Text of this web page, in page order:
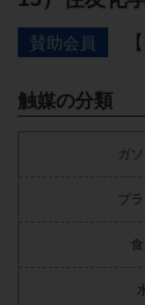
賛助会員
触媒の分類
ガ
プ